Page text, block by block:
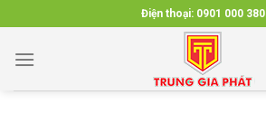
to
content
Điện thoại: 0901 000 380